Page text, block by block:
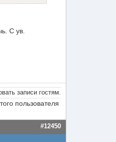
С ув.
записи гостям.
пользователя
#12450